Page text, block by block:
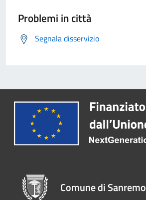
Problemi in città
Segnala disservizio
Comune di Sanremo